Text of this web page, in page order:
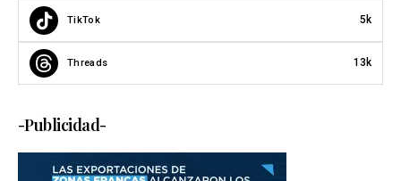
TikTok 5k
Threads 13k
-Publicidad-